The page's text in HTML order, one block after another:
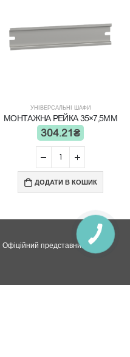
УНІВЕРСАЛЬНІ ШАФИ
МОНТАЖНА РЕЙКА 35×7,5ММ
304.21₴
ДОДАТИ В КОШИК
представник